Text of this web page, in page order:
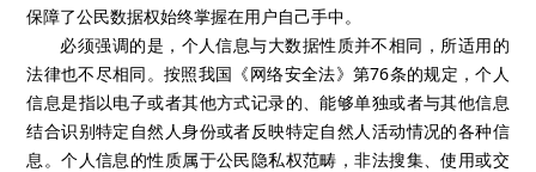
保障了公民数据权始终掌握在用户自己手中。
必须强调的是，个人信息与大数据性质并不相同，所适用的
法律也不尽相同。按照我国《网络安全法》第76条的规定，个人
信息是指以电子或者其他方式记录的、能够单独或者与其他信息
结合识别特定自然人身份或者反映特定自然人活动情况的各种信
息。个人信息的性质属于公民隐私权范畴，非法搜集、使用或交